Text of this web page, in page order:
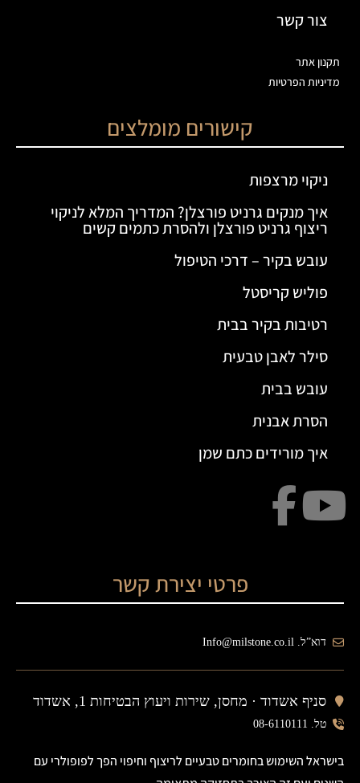
צור קשר
תקנון אתר
מדיניות הפרטיות
קישורים מומלצים
ניקוי מרצפות
איך מנקים גרניט פורצלן? המדריך המלא לניקוי
ריצוף גרניט פורצלן ולהסרת כתמים קשים
עובש בקיר – דרכי הטיפול
פוליש קריסטל
רטיבות בקיר בבית
סילר לאבן טבעית
עובש בבית
הסרת אבנית
איך מורידים כתם שמן
פרטי יצירת קשר
דוא”ל. Info@milstone.co.il
סניף אשדוד · מחסן, שירות ויעוץ הבטיחות 1, אשדוד
טל. 08-6110111
בישראל השימוש בחומרים טבעיים לריצוף וחיפוי הפך לפופולרי עם